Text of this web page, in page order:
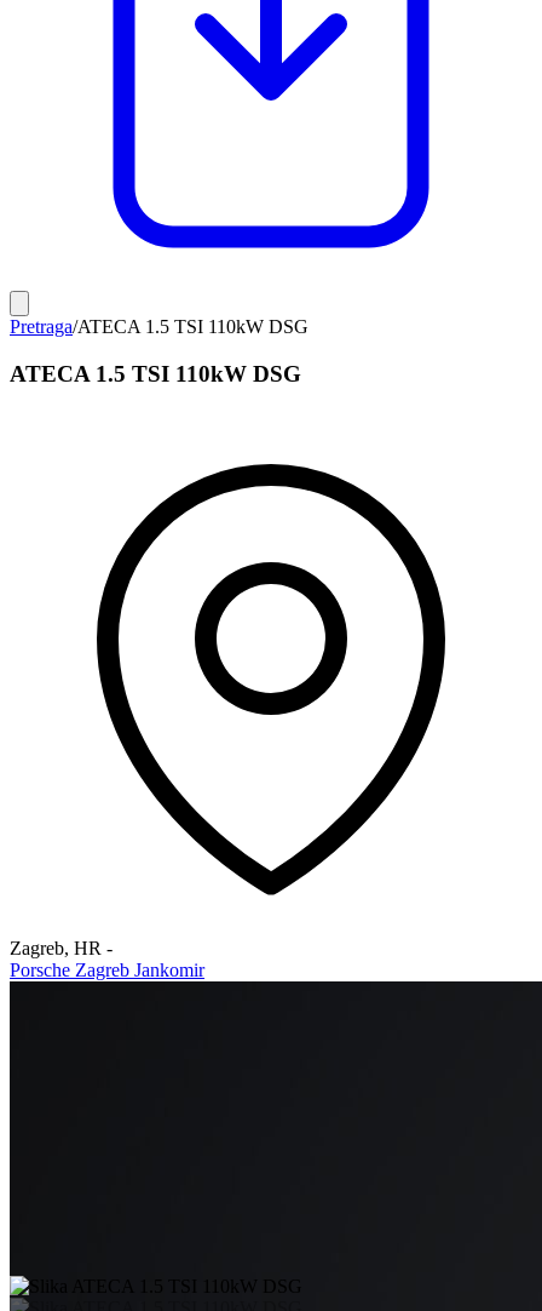
Pretraga/ATECA 1.5 TSI 110kW DSG
ATECA 1.5 TSI 110kW DSG
Zagreb, HR -
Porsche Zagreb Jankomir